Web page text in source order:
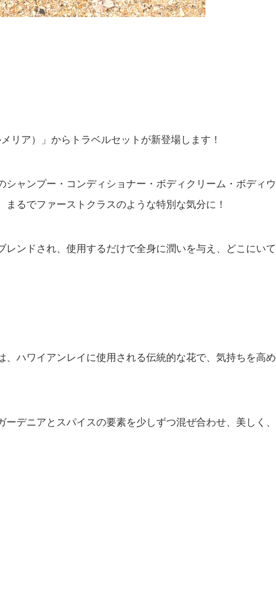
リア）」からトラベルセットが新登場します！
ャンプー・コンディショナー・ボディクリーム・ボディウ
るでファーストクラスのような特別な気分に！
ンドされ、使用するだけで全身に潤いを与え、どこにいて
ハワイアンレイに使用される伝統的な花で、気持ちを高め
デニアとスパイスの要素を少しずつ混ぜ合わせ、美しく、